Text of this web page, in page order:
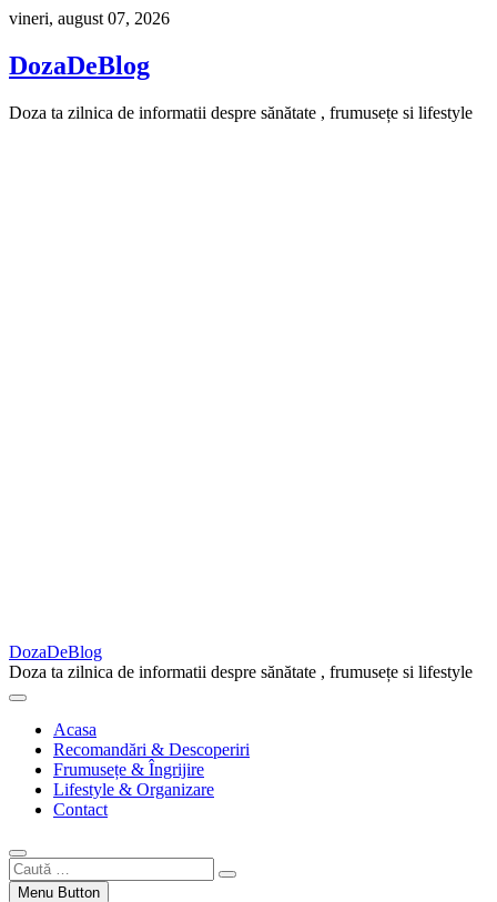
Skip
content
vineri, august 07, 2026
DozaDeBlog
Doza ta zilnica de informatii despre sănătate , frumusețe si lifestyle
DozaDeBlog
Doza ta zilnica de informatii despre sănătate , frumusețe si lifestyle
Acasa
Recomandări & Descoperiri
Frumusețe & Îngrijire
Lifestyle & Organizare
Contact
Caută
…Menu Button